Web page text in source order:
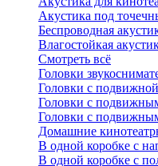
Акустика под
Беспроводная
Влагостойкая
Смотреть всё
Головки
Головки с
Головки с
Головки с
Домашние
В одной коробке с
В одной коробке с